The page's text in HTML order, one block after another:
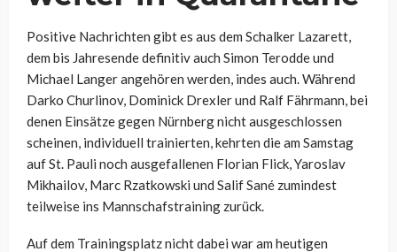
Positive Nachrichten gibt es aus dem Schalker Lazarett,
dem bis Jahresende definitiv auch Simon Terodde und
Michael Langer angehören werden, indes auch. Während
Darko Churlinov, Dominick Drexler und Ralf Fährmann, bei
denen Einsätze gegen Nürnberg nicht ausgeschlossen
scheinen, individuell trainierten, kehrten die am Samstag
auf St. Pauli noch ausgefallenen Florian Flick, Yaroslav
Mikhailov, Marc Rzatkowski und Salif Sané zumindest
teilweise ins Mannschafstraining zurück.
Auf dem Trainingsplatz nicht dabei war am heutigen